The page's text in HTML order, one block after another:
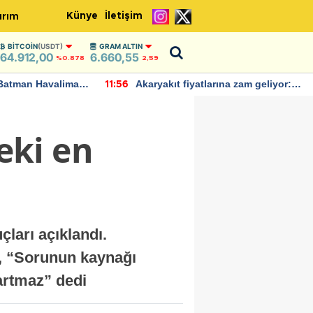
Künye İletişim
BITCOIN(USDT)
64.912,00 %0.878
GRAM ALTIN
6.660,55 2,59
Havalimanı
11:56
Akaryakıt fiyatlarına zam geliyor:
en
açıklandı.
kaynağı
dedi